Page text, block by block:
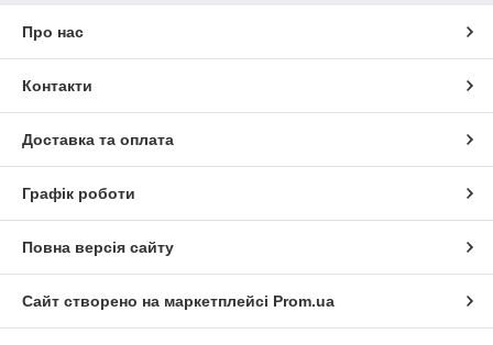
Про нас
Контакти
Доставка та оплата
Графік роботи
Повна версія сайту
Сайт створено на маркетплейсі Prom.ua